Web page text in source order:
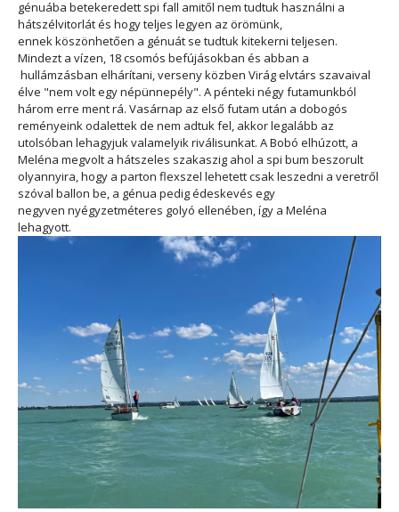
génuába betekeredett spi fall amitől nem tudtuk használni a
hátszélvitorlát és hogy teljes legyen az örömünk,
ennek köszönhetően a génuát se tudtuk kitekerni teljesen.
Mindezt a vízen, 18 csomós befújásokban és abban a
hullámzásban elhárítani, verseny közben Virág elvtárs szavaival
élve "nem volt egy népünnepély". A pénteki négy futamunkból
három erre ment rá. Vasárnap az első futam után a dobogós
reményeink odalettek de nem adtuk fel, akkor legalább az
utolsóban lehagyjuk valamelyik riválisunkat. A Bobó elhúzott, a
Meléna megvolt a hátszeles szakaszig ahol a spi bum beszorult
olyannyira, hogy a parton flexszel lehetett csak leszedni a veretről
szóval ballon be, a génua pedig édeskevés egy
negyven nyégyzetméteres golyó ellenében, így a Meléna
lehagyott.